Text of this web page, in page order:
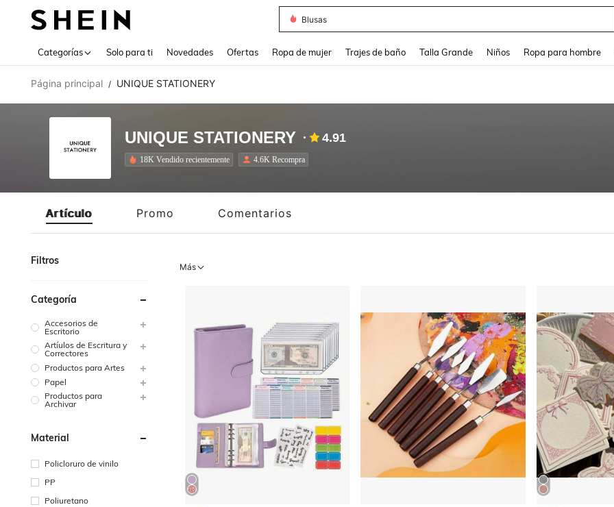
Blusas
Categorías Solo para ti Novedades Ofertas Ropa de mujer Trajes de baño Talla Grande Niños Ropa para hombre
Página principal / UNIQUE STATIONERY
UNIQUE STATIONERY 4.91
18K Vendido recientemente 4.6K Recompra
Artículo Promo Comentarios
Filtros
Categoría
Accesorios de
Escritorio
Artíulos de Escritura y
Correctores
Productos para Artes
Papel
Productos para
Archivar
Material
Policloruro de vinilo
PP
Poliuretano
Más